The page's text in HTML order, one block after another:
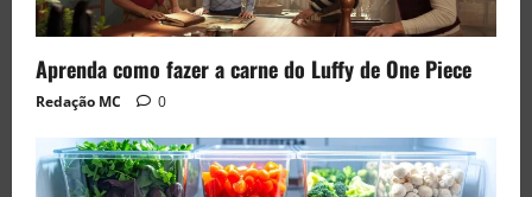
Aprenda como fazer a carne do Luffy de One Piece
Redação MC 0